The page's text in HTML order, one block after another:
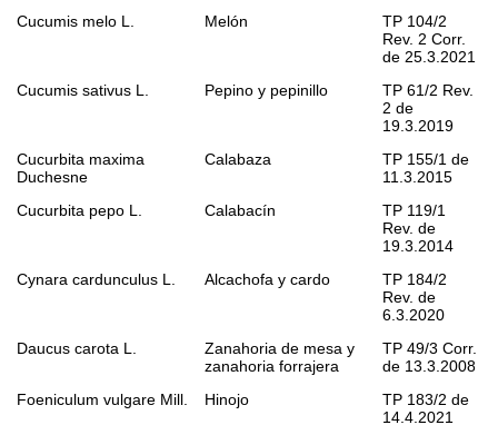
Cucumis melo L. Melón
TP 104/2
Rev. 2 Corr.
de 25.3.2021
Cucumis sativus L. Pepino y pepinillo
TP 61/2 Rev.
2 de
19.3.2019
Cucurbita maxima
Duchesne
Calabaza
TP 155/1 de
11.3.2015
Cucurbita pepo L. Calabacín
TP 119/1
Rev. de
19.3.2014
Cynara cardunculus L. Alcachofa y cardo
TP 184/2
Rev. de
6.3.2020
Daucus carota L.
Zanahoria de mesa y
zanahoria forrajera
TP 49/3 Corr.
de 13.3.2008
Foeniculum vulgare Mill. Hinojo
TP 183/2 de
14.4.2021